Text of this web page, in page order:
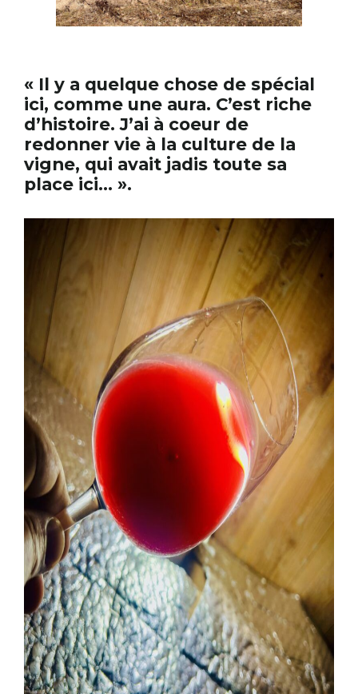
« Il y a quelque chose de spécial
ici, comme une aura. C’est riche
d’histoire. J’ai à coeur de
redonner vie à la culture de la
vigne, qui avait jadis toute sa
place ici… ».